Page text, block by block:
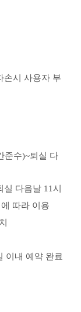
손시 사용자 부
준수)~퇴실 다
다음날 11시
따라 이용
이내 예약 완료